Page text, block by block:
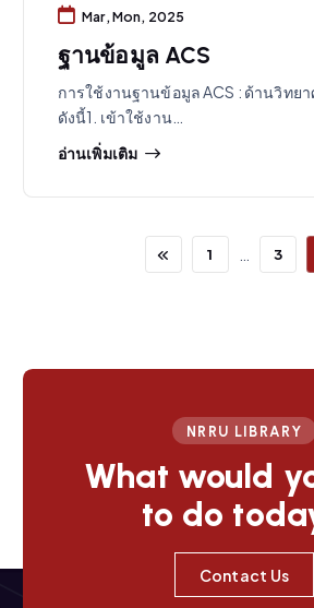
Mar, Mon, 2025
ฐานข้อมูล ACS
การใช้งานฐานข้อมูล ACS : ด้านวิทย
ดังนี้1. เข้าใช้งาน…
อ่านเพิ่มเติม
1 3
NRRU LIBRARY
What would
to do
Contact Us